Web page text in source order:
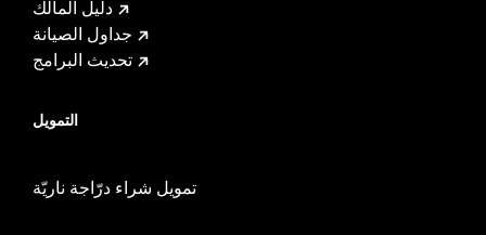
دليل المالك
جداول الصيانة
تحديث البرامج
التمويل
تمويل شراء درّاجة ناريّة